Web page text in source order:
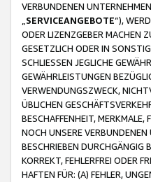
VERBUNDENEN
SERVICEANGEBOTE“),
ODER LIZENZGEBER MACHEN
GESETZLICH ODER IN
SCHLIESSEN JEGLICHE
GEWÄHRLEISTUNGEN
VERWENDUNGSZWECK,
ÜBLICHEN
BESCHAFFENHEIT,
NOCH UNSERE
BESCHRIEBEN DURCHGÄNGIG
KORREKT, FEHLERFREI ODER
HAFTEN FÜR: (A) FEHLER,